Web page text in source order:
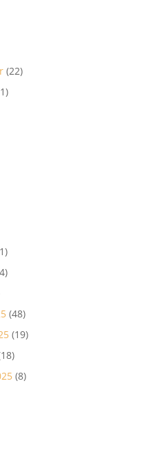
(22)
(48)
(19)
(8)